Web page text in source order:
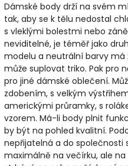
Dámské body drží na svém
tak, aby se k tělu nedostal
s vleklými bolestmi nebo
neviditelné, je téměř jako
modelu a neutrální barvy má
může suplovat triko. Pak pro
pro jiné dámské oblečení.
zdobením, s velkým
americkými průramky, s
vzorem. Má-li body plnit
by být na pohled kvalitní.
nepřijatelná a do společnosti
maximálně na večírku, ale